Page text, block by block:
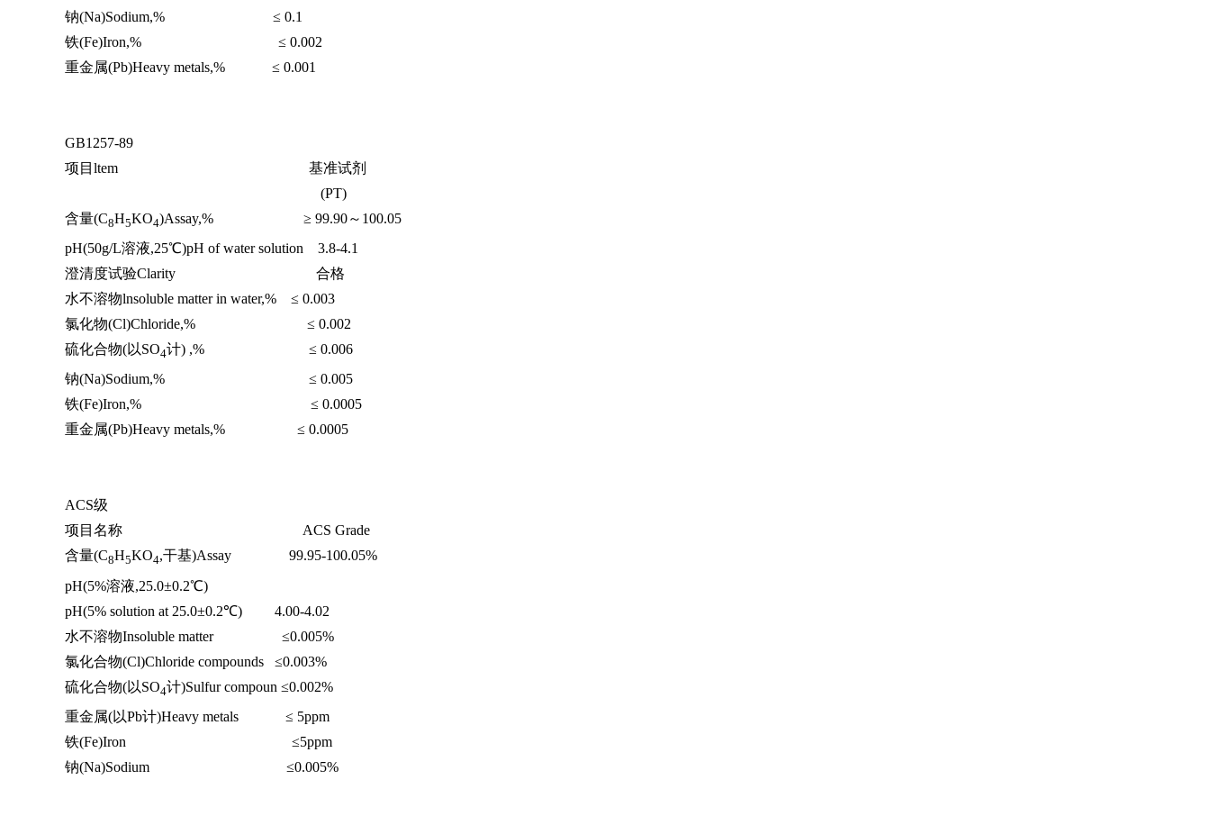
钠(Na)Sodium,% ≤ 0.1
铁(Fe)Iron,% ≤ 0.002
重金属(Pb)Heavy metals,% ≤ 0.001
GB1257-89
项目ltem 基准试剂
(PT)
含量(C8H5KO4)Assay,% ≥ 99.90～100.05
pH(50g/L溶液,25℃)pH of water solution 3.8-4.1
澄清度试验Clarity 合格
水不溶物lnsoluble matter in water,% ≤ 0.003
氯化物(Cl)Chloride,% ≤ 0.002
硫化合物(以SO4计) ,% ≤ 0.006
钠(Na)Sodium,% ≤ 0.005
铁(Fe)Iron,% ≤ 0.0005
重金属(Pb)Heavy metals,% ≤ 0.0005
ACS级
项目名称 ACS Grade
含量(C8H5KO4,干基)Assay 99.95-100.05%
pH(5%溶液,25.0±0.2℃)
pH(5% solution at 25.0±0.2℃) 4.00-4.02
水不溶物Insoluble matter ≤0.005%
氯化合物(Cl)Chloride compounds ≤0.003%
硫化合物(以SO4计)Sulfur compoun ≤0.002%
重金属(以Pb计)Heavy metals ≤ 5ppm
铁(Fe)Iron ≤5ppm
钠(Na)Sodium ≤0.005%